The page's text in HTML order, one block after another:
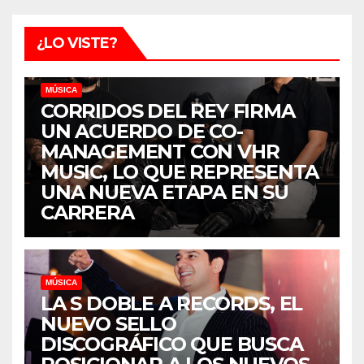
¿LO VISTE?
MÚSICA
CORRIDOS DEL REY FIRMA
UN ACUERDO DE CO-
MANAGEMENT CON VHR
MUSIC, LO QUE REPRESENTA
UNA NUEVA ETAPA EN SU
CARRERA
MÚSICA
LA S DOBLE A RECORDS, EL
NUEVO SELLO
DISCOGRÁFICO QUE BUSCA